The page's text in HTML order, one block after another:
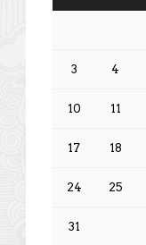
3 4
10 11
17 18
24 25
31